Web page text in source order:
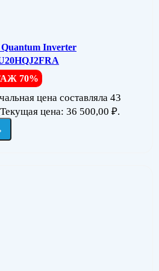
Inverter
70%
цена составляла 43
Текущая цена: 36 500,00 ₽.